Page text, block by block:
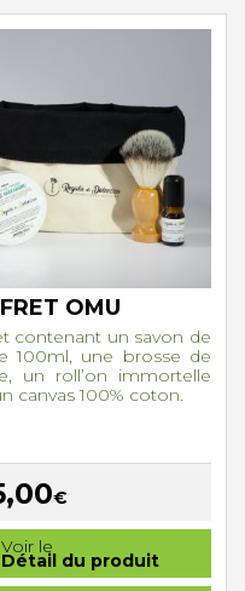
OMU
contenant un savon de
100ml, une brosse de
un roll’on immortelle
canvas 100% coton.
€
Voir le
Détail du produit